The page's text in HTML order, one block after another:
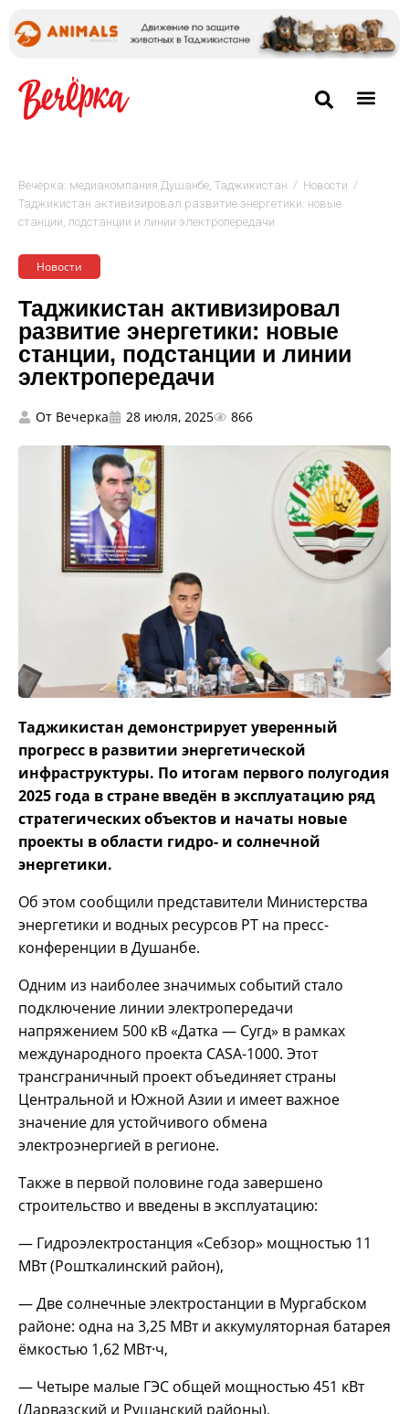
Вечёрка: медиакомпания Душанбе, Таджикистан / Новости /
Таджикистан активизировал развитие энергетики: новые
станции, подстанции и линии электропередачи
Новости
Таджикистан активизировал
развитие энергетики: новые
станции, подстанции и линии
электропередачи
От Вечерка 28 июля, 2025 866
Таджикистан демонстрирует уверенный
прогресс в развитии энергетической
инфраструктуры. По итогам первого полугодия
2025 года в стране введён в эксплуатацию ряд
стратегических объектов и начаты новые
проекты в области гидро- и солнечной
энергетики.
Об этом сообщили представители Министерства
энергетики и водных ресурсов РТ на пресс-
конференции в Душанбе.
Одним из наиболее значимых событий стало
подключение линии электропередачи
напряжением 500 кВ «Датка — Сугд» в рамках
международного проекта CASA-1000. Этот
трансграничный проект объединяет страны
Центральной и Южной Азии и имеет важное
значение для устойчивого обмена
электроэнергией в регионе.
Также в первой половине года завершено
строительство и введены в эксплуатацию:
— Гидроэлектростанция «Себзор» мощностью 11
МВт (Рошткалинский район),
— Две солнечные электростанции в Мургабском
районе: одна на 3,25 МВт и аккумуляторная батарея
ёмкостью 1,62 МВт·ч,
— Четыре малые ГЭС общей мощностью 451 кВт
(Дарвазский и Рушанский районы),